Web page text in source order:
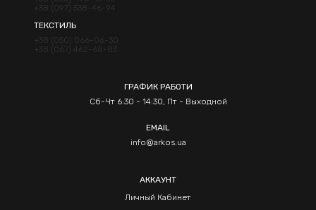
+38 (097) 538-46-94
ТЕКСТИЛЬ
+38 (050) 066-06-30
+38 (067) 462-68-83
ГРАФИК РАБОТИ
Сб-Чт 6:30 - 14:30, Пт - Выходной
EMAIL
info@arkos.ua
АККАУНТ
Личный Кабинет